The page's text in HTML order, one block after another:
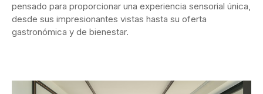
pensado para proporcionar una experiencia sensorial única,
desde sus impresionantes vistas hasta su oferta
gastronómica y de bienestar.